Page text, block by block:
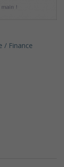
/ Finance